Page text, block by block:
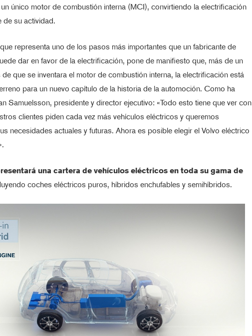
único motor de combustión interna (MCI), convirtiendo la electrificación
de su actividad.
representa uno de los pasos más importantes que un fabricante de
dar en favor de la electrificación, pone de manifiesto que, más de un
que se inventara el motor de combustión interna, la electrificación está
para un nuevo capítulo de la historia de la automoción. Como ha
Samuelsson, presidente y director ejecutivo: «Todo esto tiene que ver con
clientes piden cada vez más vehículos eléctricos y queremos
necesidades actuales y futuras. Ahora es posible elegir el Volvo eléctrico
una cartera de vehículos eléctricos en toda su gama de
coches eléctricos puros, híbridos enchufables y semihíbridos.